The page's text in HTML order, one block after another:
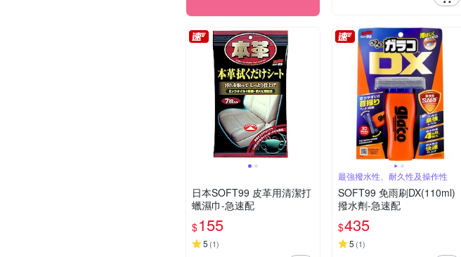
日本SOFT99 皮革用清潔打
蠟濕巾-急速配
$155
5 (1)
最強撥水性、耐久性及操作性
SOFT99 免雨刷DX(110ml)
撥水劑-急速配
$435
5 (1)